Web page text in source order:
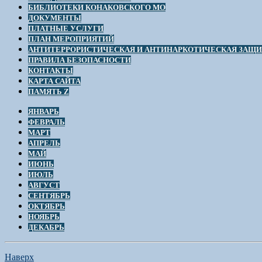
БИБЛИОТЕКИ КОНАКОВСКОГО МО
ДОКУМЕНТЫ
ПЛАТНЫЕ УСЛУГИ
ПЛАН МЕРОПРИЯТИЙ
АНТИТЕРРОРИСТИЧЕСКАЯ И АНТИНАРКОТИЧЕСКАЯ
ПРАВИЛА БЕЗОПАСНОСТИ
КОНТАКТЫ
КАРТА САЙТА
ПАМЯТЬ Z
ЯНВАРЬ
ФЕВРАЛЬ
МАРТ
АПРЕЛЬ
МАЙ
ИЮНЬ
ИЮЛЬ
АВГУСТ
СЕНТЯБРЬ
ОКТЯБРЬ
НОЯБРЬ
ДЕКАБРЬ
Наверх